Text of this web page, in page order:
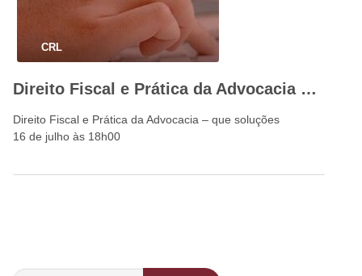
CRL
Direito Fiscal e Prática da Advocacia – que soluções
Direito Fiscal e Prática da Advocacia – que soluções
16 de julho às 18h00